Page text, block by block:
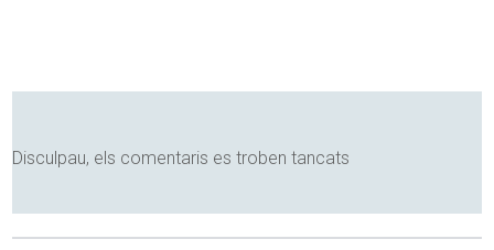
Disculpau, els comentaris es troben tancats